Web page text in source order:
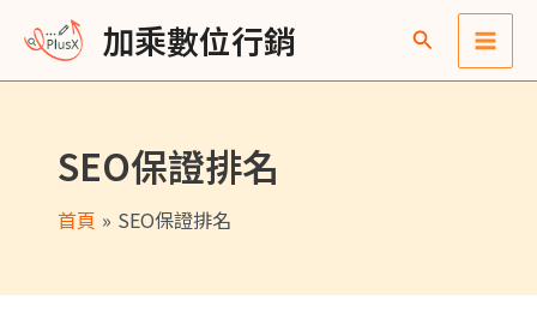
主
加乘數位行銷
Main
SEO保證排名
首頁 SEO保證排名
彙